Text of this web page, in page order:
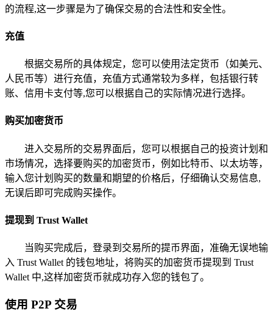
的流程,这一步骤是为了确保交易的合法性和安全性。
充值
根据交易所的具体规定，您可以使用法定货币（如美元、
人民币等）进行充值，充值方式通常较为多样，包括银行转
账、信用卡支付等,您可以根据自己的实际情况进行选择。
购买加密货币
进入交易所的交易界面后，您可以根据自己的投资计划和
市场情况，选择要购买的加密货币，例如比特币、以太坊等，
输入您计划购买的数量和期望的价格后，仔细确认交易信息,
无误后即可完成购买操作。
提现到 Trust Wallet
当购买完成后，登录到交易所的提币界面，准确无误地输
入 Trust Wallet 的钱包地址，将购买的加密货币提现到 Trust
Wallet 中,这样加密货币就成功存入您的钱包了。
使用 P2P 交易